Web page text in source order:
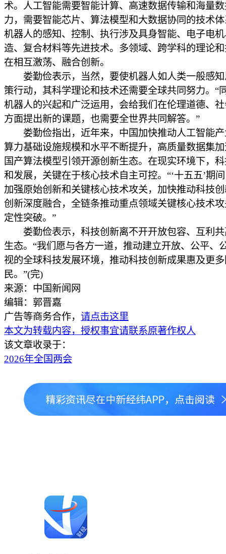
术。人工智能需要智能计算、高速数据传输和海量
力，需要智能芯片、算法模型和大数据协同的技术
机器人的感知、控制、执行涉及具身智能、电子电
造、复合材料等先进技术。多领域、跨学科的理论
在相互激荡、融合创新。
娄勤俭表示，当然，要使机器人如人类一般感知
策行动，其科学理论和技术还需要全球共同努力。“
机器人的兴起和广泛运用，会给我们在伦理道德、
方面提出新的课题，也需要全世界共同解答。”
娄勤俭指出，近年来，中国加快推动人工智能产
算力基础设施规模和水平不断提升，高质量数据集
国产算法模型引领开源创新生态。在现实环境下，
和发展，关键在于核心技术自主可控。“‘十五五’期
加强原始创新和关键核心技术攻关，加快推动科技
创新深度融合，全链条推动重点领域关键核心技术
定性突破。”
娄勤俭表示，科技创新离不开开放包容、互利共
生态。“我们愿与各方一道，推动建立开放、公平、
视的全球科技发展环境，推动科技创新成果惠及更
民。”(完)
来源：中国新闻网
编辑：郭晋嘉
广告等商务合作， 请点击这里
本文为转载内容，授权事宜请联系原著作权人
该文章收录于：
2026年全国两会